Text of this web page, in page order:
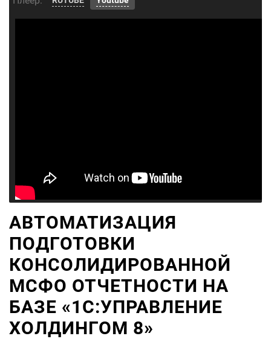
АВТОМАТИЗАЦИЯ
ПОДГОТОВКИ
КОНСОЛИДИРОВАННОЙ
МСФО ОТЧЕТНОСТИ НА
БАЗЕ «1С:УПРАВЛЕНИЕ
ХОЛДИНГОМ 8»